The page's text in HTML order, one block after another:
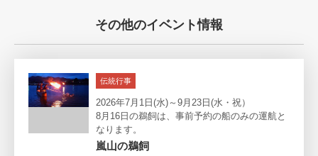
その他のイベント情報
伝統行事
2026年7月1日(水)～9月23日(水・祝）
8月16日の鵜飼は、事前予約の船のみの運航と
なります。
嵐山の鵜飼